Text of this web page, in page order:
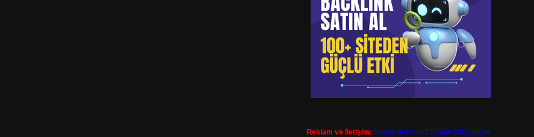
Reklam ve İletişim: Skype: live:.cid.575569c608265c69